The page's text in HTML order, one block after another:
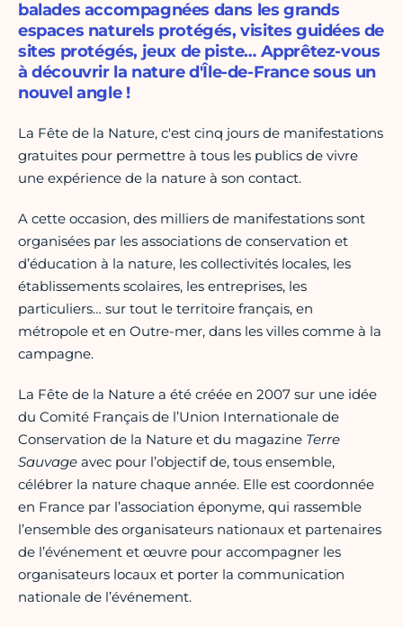
balades accompagnées dans les grands
espaces naturels protégés, visites guidées de
sites protégés, jeux de piste… Apprêtez-vous
à découvrir la nature d'Île-de-France sous un
nouvel angle !
La Fête de la Nature, c'est cinq jours de manifestations
gratuites pour permettre à tous les publics de vivre
une expérience de la nature à son contact.
A cette occasion, des milliers de manifestations sont
organisées par les associations de conservation et
d’éducation à la nature, les collectivités locales, les
établissements scolaires, les entreprises, les
particuliers… sur tout le territoire français, en
métropole et en Outre-mer, dans les villes comme à la
campagne.
La Fête de la Nature a été créée en 2007 sur une idée
du Comité Français de l’Union Internationale de
Conservation de la Nature et du magazine Terre
Sauvage avec pour l’objectif de, tous ensemble,
célébrer la nature chaque année. Elle est coordonnée
en France par l’association éponyme, qui rassemble
l’ensemble des organisateurs nationaux et partenaires
de l’événement et œuvre pour accompagner les
organisateurs locaux et porter la communication
nationale de l’événement.